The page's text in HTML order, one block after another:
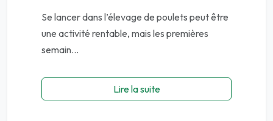
Se lancer dans l’élevage de poulets peut être
une activité rentable, mais les premières
semain...
Lire la suite